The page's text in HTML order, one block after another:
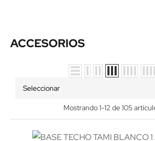
ACCESORIOS
Seleccionar
Mostrando 1-12 de 105